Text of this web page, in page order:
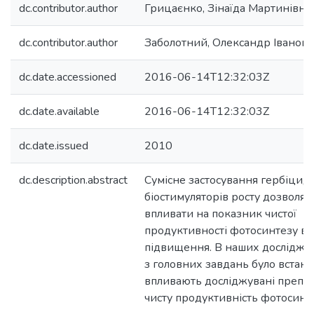
dc.contributor.author Грицаєнко, Зінаїда Мартинівна
dc.contributor.author Заболотний, Олександр
dc.date.accessioned 2016-06-14T12:32:03Z
dc.date.available 2016-06-14T12:32:03Z
dc.date.issued 2010
dc.description.abstract
Сумісне застосування
біостимуляторів росту дозволяє
впливати на показник чистої
продуктивності фотосинтезу в
підвищення. В наших
з головних завдань було
впливають досліджувані
чисту продуктивність